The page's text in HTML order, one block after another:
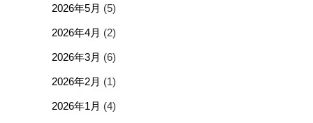
2026年5月 (5)
2026年4月 (2)
2026年3月 (6)
2026年2月 (1)
2026年1月 (4)